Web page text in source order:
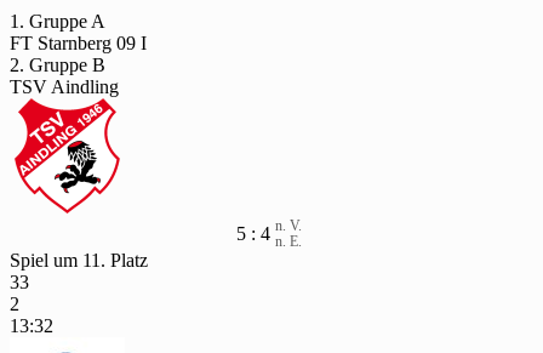
1. Gruppe A
FT Starnberg 09 I
2. Gruppe B
TSV Aindling
5 : 4 n. V.
n. E.
Spiel um 11. Platz
33
2
13:32